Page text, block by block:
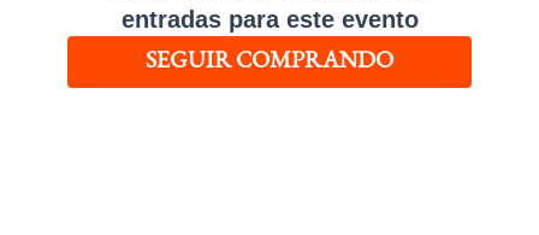
entradas para este evento
SEGUIR COMPRANDO